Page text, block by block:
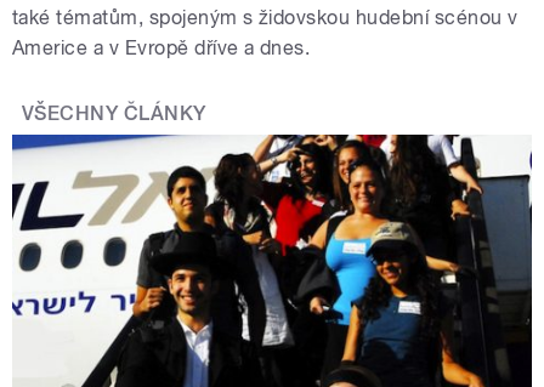
také tématům, spojeným s židovskou hudební scénou v
Americe a v Evropě dříve a dnes.
VŠECHNY ČLÁNKY